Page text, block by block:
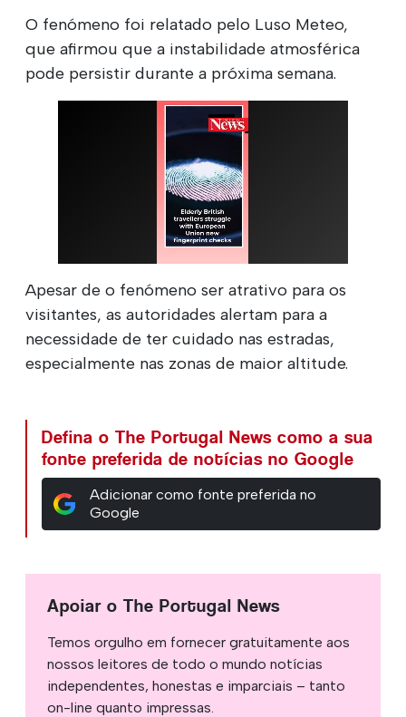
O fenómeno foi relatado pelo Luso Meteo,
que afirmou que a instabilidade atmosférica
pode persistir durante a próxima semana.
Apesar de o fenómeno ser atrativo para os
visitantes, as autoridades alertam para a
necessidade de ter cuidado nas estradas,
especialmente nas zonas de maior altitude.
Defina o The Portugal News como a sua
fonte preferida de notícias no Google
Adicionar como fonte preferida no
Google
Apoiar o The Portugal News
Temos orgulho em fornecer gratuitamente aos
nossos leitores de todo o mundo notícias
independentes, honestas e imparciais – tanto
on-line quanto impressas.